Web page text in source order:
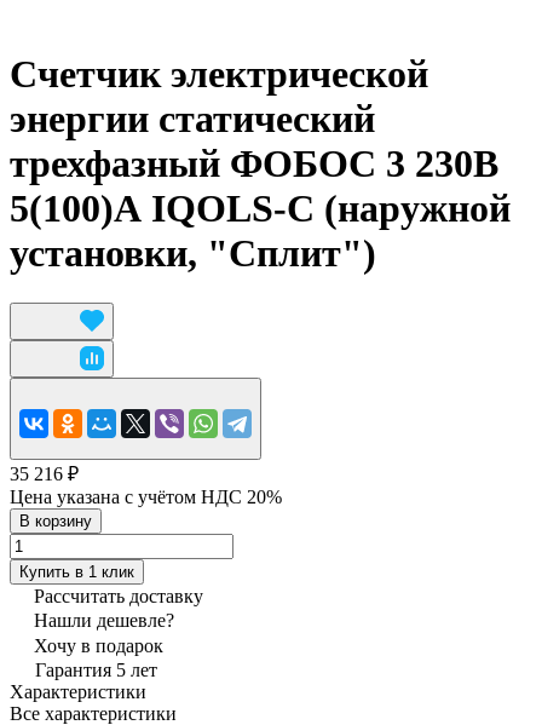
Счетчик электрической
энергии статический
трехфазный ФОБОС 3 230В
5(100)А IQOLS-С (наружной
установки, "Сплит")
35 216 ₽
Цена указана с учётом НДС 20%
В корзину
Купить в 1 клик
Рассчитать доставку
Нашли дешевле?
Хочу в подарок
Гарантия 5 лет
Характеристики
Все характеристики